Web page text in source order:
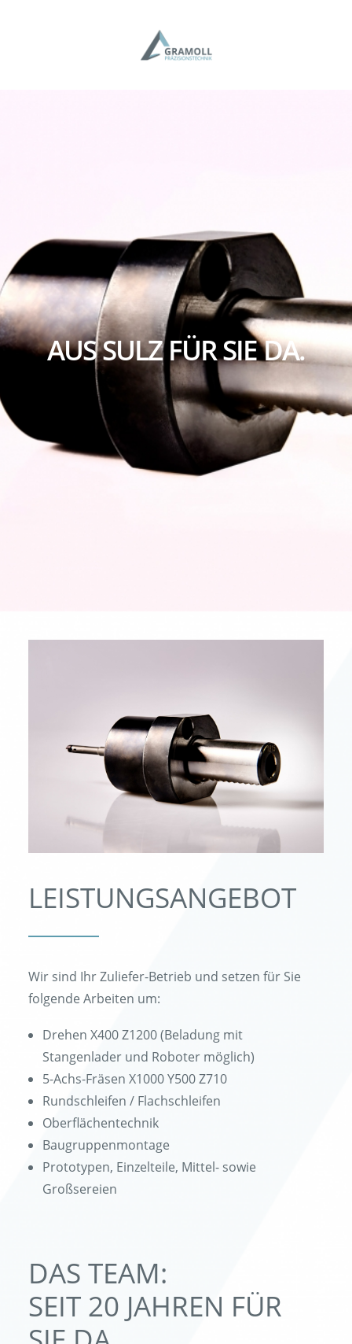
AUS SULZ FÜR SIE DA.
LEISTUNGSANGEBOT
Wir sind Ihr Zuliefer-Betrieb und setzen für Sie
folgende Arbeiten um:
Drehen X400 Z1200 (Beladung mit
Stangenlader und Roboter möglich)
5-Achs-Fräsen X1000 Y500 Z710
Rundschleifen / Flachschleifen
Oberflächentechnik
Baugruppenmontage
Prototypen, Einzelteile, Mittel- sowie
Großsereien
DAS TEAM:
SEIT 20 JAHREN FÜR